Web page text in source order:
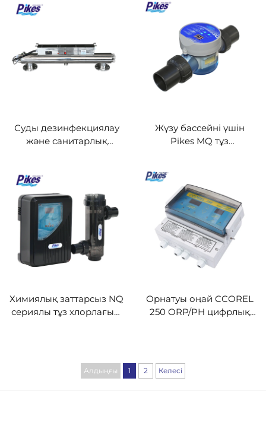
арқылы балдырларды
жою
Суды дезинфекциялау
және санитарлық
стерилизаторы
Жүзу бассейні үшін
Pikes MQ тұз
жоғары тиімділік
Химиялық заттарсыз NQ
сериялы тұз хлорлағыш
Орнатуы оңай CCOREL
250 ORP/PH цифрлық
Алдыңғы 1 2 Келесі